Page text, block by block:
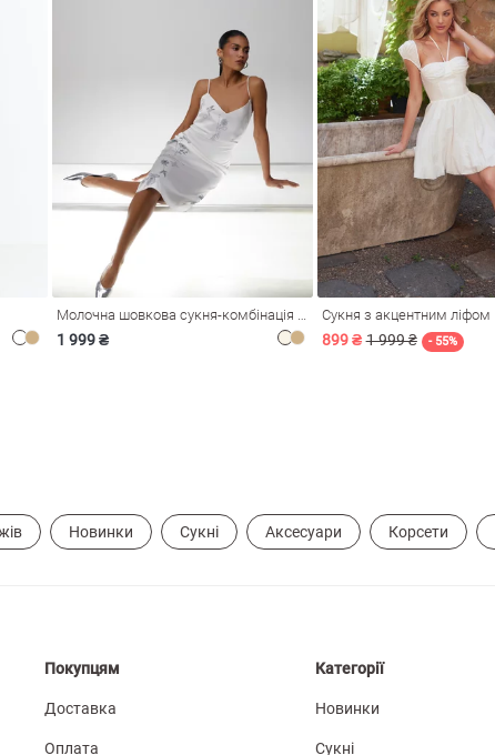
1 999 ₴
Сукня з акцентним ліфом
899 ₴ 1 999 ₴ - 55%
Новинки Сукні Аксесуари Корсети
Покупцям
Доставка
Оплата
Категорії
Новинки
Сукні